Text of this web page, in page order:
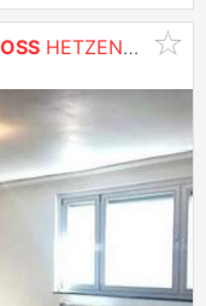
HETZENDORF